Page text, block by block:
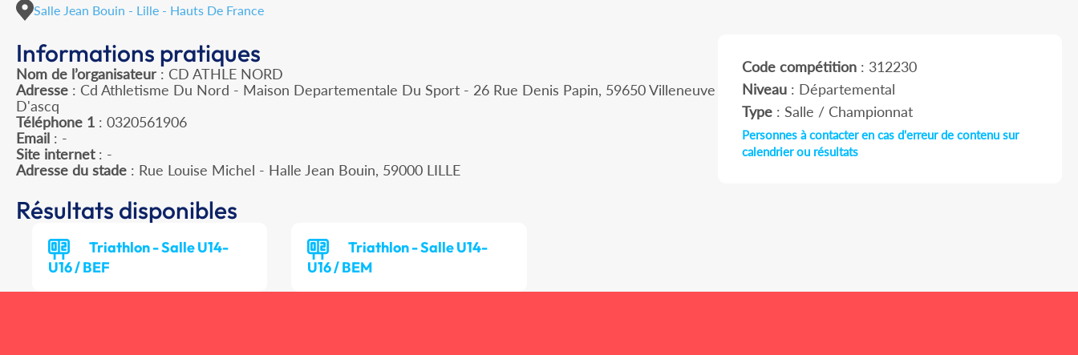
Salle Jean Bouin - Lille - Hauts De France
Informations pratiques
Nom de l’organisateur : CD ATHLE NORD
Adresse : Cd Athletisme Du Nord - Maison Departementale Du Sport - 26 Rue Denis Papin, 59650 Villeneuve
D'ascq
Téléphone 1 : 0320561906
Email : -
Site internet: -
Adresse du stade : Rue Louise Michel - Halle Jean Bouin, 59000 LILLE
Code compétition : 312230
Niveau : Départemental
Type : Salle / Championnat
Personnes à contacter en cas d'erreur de contenu sur
calendrier ou résultats
Résultats disponibles
Triathlon - Salle U14-
U16 / BEF
Triathlon - Salle U14-
U16 / BEM